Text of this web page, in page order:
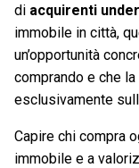
di acquirenti
immobile in città,
un’opportunità
comprando e che
esclusivamente
Capire chi compra
immobile e a